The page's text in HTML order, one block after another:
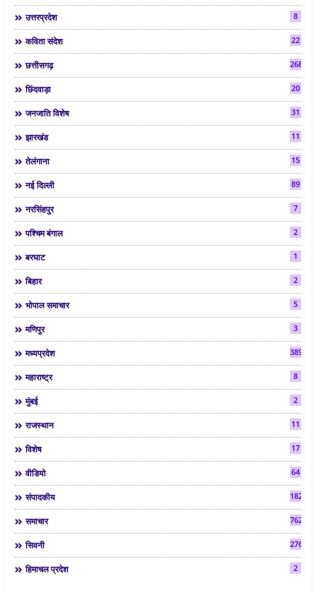
उत्तरप्रदेश 8
कविता संदेश 22
छत्तीसगढ़ 268
छिंदवाड़ा 20
जनजाति विशेष 31
झारखंड 11
तेलंगाना 15
नई दिल्ली 89
नरसिंहपुर 7
पश्चिम बंगाल 2
बरघाट 1
बिहार 2
भोपाल समाचार 5
मणिपुर 3
मध्यप्रदेश 3892
महाराष्ट्र 8
मुंबई 2
राजस्थान 11
विशेष 17
वीडियो 64
संपादकीय 182
समाचार 7624
सिवनी 2763
हिमाचल प्रदेश 2